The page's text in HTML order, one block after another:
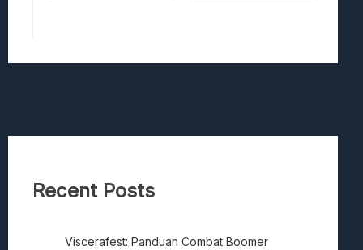
Recent Posts
Viscerafest: Panduan Combat Boomer